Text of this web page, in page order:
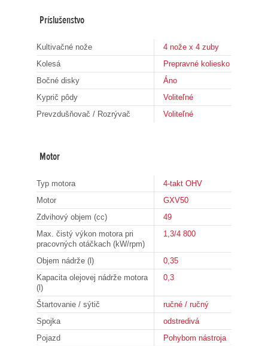
Príslušenstvo
Kultivačné nože
4 nože x 4 zuby
Kolesá
Prepravné koliesko
Bočné disky
Áno
Kyprič pôdy
Voliteľné
Prevzdušňovač / Rozrývač
Voliteľné
Motor
Typ motora
4-takt OHV
Motor
GXV50
Zdvihový objem (cc)
49
Max. čistý výkon motora pri
pracovných otáčkach (kW/rpm)
1,3/4 800
Objem nádrže (l)
0,35
Kapacita olejovej nádrže motora
(l)
0,3
Štartovanie / sýtič
ručné / ručný
Spojka
odstredivá
Pojazd
Pohybom nástroja